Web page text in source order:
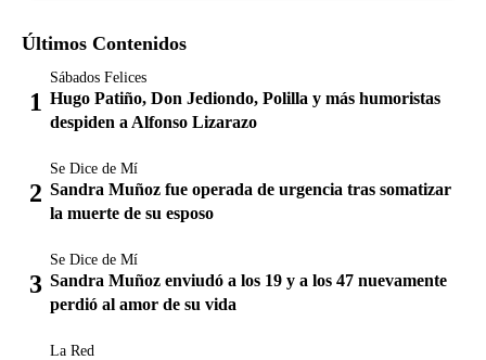
Últimos Contenidos
Sábados Felices
Hugo Patiño, Don Jediondo, Polilla y más humoristas
despiden a Alfonso Lizarazo
Se Dice de Mí
Sandra Muñoz fue operada de urgencia tras somatizar
la muerte de su esposo
Se Dice de Mí
Sandra Muñoz enviudó a los 19 y a los 47 nuevamente
perdió al amor de su vida
La Red